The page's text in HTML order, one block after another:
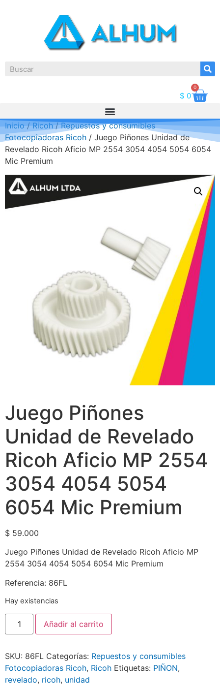
$ 0
0
Inicio/Ricoh/Repuestos y consumibles
Fotocopiadoras Ricoh / Juego Piñones Unidad de
Revelado Ricoh Aficio MP 2554 3054 4054 5054 6054
Mic Premium
Juego Piñones
Unidad de Revelado
Ricoh Aficio MP 2554
3054 4054 5054
6054 Mic Premium
$ 59.000
Juego Piñones Unidad de Revelado Ricoh Aficio MP
2554 3054 4054 5054 6054 Mic Premium
Referencia: 86FL
Hay existencias
Añadir al carrito
SKU: 86FL Categorías: Repuestos y consumibles
Fotocopiadoras Ricoh, Ricoh Etiquetas: PIÑON,
revelado, ricoh, unidad